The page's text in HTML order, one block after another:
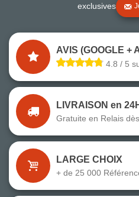
exclusives
AVIS (GOOGLE +
4.8 / 5
LIVRAISON en
Gratuite en Relais
LARGE CHOIX
+ de 25 000